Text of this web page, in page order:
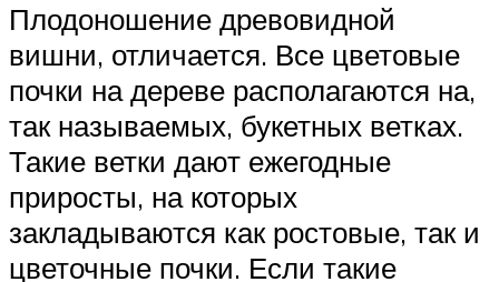
Плодоношение древовидной
вишни, отличается. Все цветовые
почки на дереве располагаются на,
так называемых, букетных ветках.
Такие ветки дают ежегодные
приросты, на которых
закладываются как ростовые, так и
цветочные почки. Если такие